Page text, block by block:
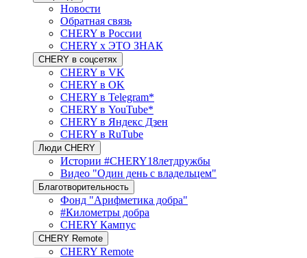
Новости
Обратная связь
CHERY в России
CHERY x ЭТО ЗНАК
CHERY в соцсетях
CHERY в VK
CHERY в OK
CHERY в Telegram*
CHERY в YouTube*
CHERY в Яндекс Дзен
CHERY в RuTube
Люди CHERY
Истории #CHERY18летдружбы
Видео "Один день с владельцем"
Благотворительность
Фонд "Арифметика добра"
#Километры добра
CHERY Кампус
CHERY Remote
CHERY Remote